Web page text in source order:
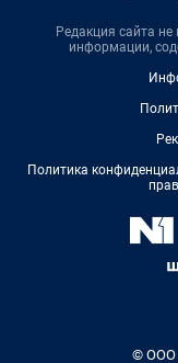
Редакция сайта не
информации,
Политика
© ООО